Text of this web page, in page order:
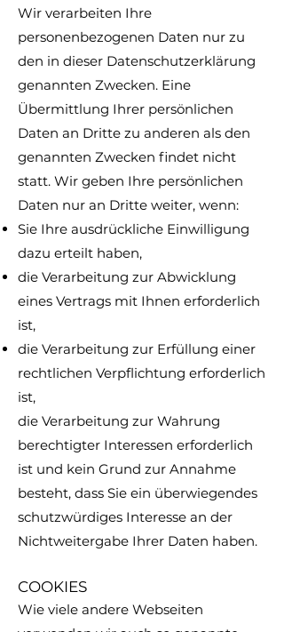
Wir verarbeiten Ihre
personenbezogenen Daten nur zu
den in dieser Datenschutzerklärung
genannten Zwecken. Eine
Übermittlung Ihrer persönlichen
Daten an Dritte zu anderen als den
genannten Zwecken findet nicht
statt. Wir geben Ihre persönlichen
Daten nur an Dritte weiter, wenn:
Sie Ihre ausdrückliche Einwilligung
dazu erteilt haben,
die Verarbeitung zur Abwicklung
eines Vertrags mit Ihnen erforderlich
ist,
die Verarbeitung zur Erfüllung einer
rechtlichen Verpflichtung erforderlich
ist,
die Verarbeitung zur Wahrung
berechtigter Interessen erforderlich
ist und kein Grund zur Annahme
besteht, dass Sie ein überwiegendes
schutzwürdiges Interesse an der
Nichtweitergabe Ihrer Daten haben.
COOKIES
Wie viele andere Webseiten